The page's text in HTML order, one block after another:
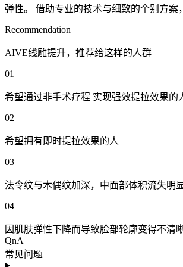
弹性。 借助专业的技术与细致的个别方案
Recommendation
AIVE线雕提升，推荐给这样的人群
01
希望通过非手术疗程 实现强效提拉效果的
02
希望拥有即时提拉效果的人
03
法令纹与木偶纹加深，中面部体积流失明
04
因肌肤弹性下降而导致脸部轮廓变得不清
QnA
常见问题